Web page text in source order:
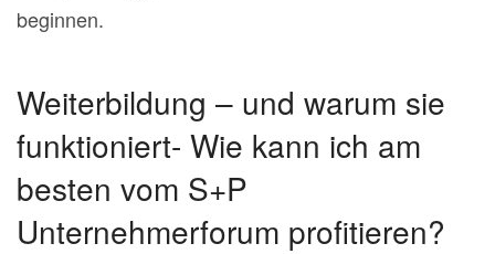
beginnen.
Weiterbildung – und warum sie
funktioniert- Wie kann ich am
besten vom S+P
Unternehmerforum profitieren?